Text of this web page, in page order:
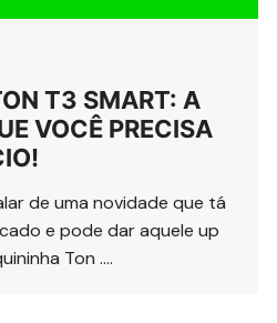
T3 SMART: A
VOCÊ PRECISA
de uma novidade que tá
e pode dar aquele up
Ton ….